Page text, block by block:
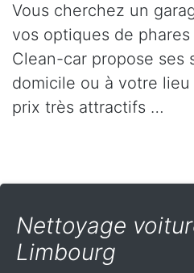
Vous cherchez un
vos optiques de phares
Clean-car propose ses
domicile ou à votre
prix très attractifs …
Nettoyage
Limbourg